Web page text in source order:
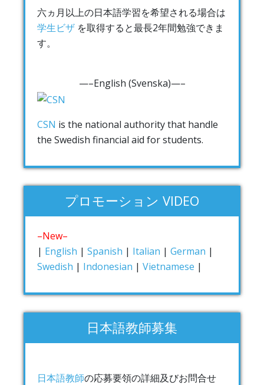
六ヵ月以上の日本語学習を希望される場合は
学生ビザ を取得すると最長2年間勉強できま
す。
—–English (Svenska)—–
CSN is the national authority that handle
the Swedish financial aid for students.
プロモーション VIDEO
–New–
| English | Spanish | Italian | German |
Swedish | Indonesian | Vietnamese |
日本語教師募集
日本語教師の応募要領の詳細及びお問合せ